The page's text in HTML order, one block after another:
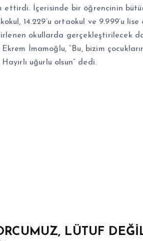
İçerisinde bir öğrencinin
14.229’u ortaokul ve 9.999’u
okullarda gerçekleştirilecek
İmamoğlu, “Bu, bizim
uğurlu olsun” dedi.
LÜTUF